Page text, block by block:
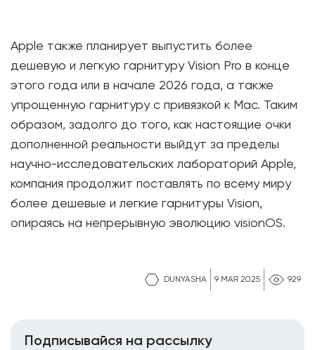
DUNYASHA 9 МАЯ 2025 929
Apple также планирует выпустить более
дешевую и легкую гарнитуру Vision Pro в конце
этого года или в начале 2026 года, а также
упрощенную гарнитуру с привязкой к Mac. Таким
образом, задолго до того, как настоящие очки
дополненной реальности выйдут за пределы
научно-исследовательских лабораторий Apple,
компания продолжит поставлять по всему миру
более дешевые и легкие гарнитуры Vision,
опираясь на непрерывную эволюцию visionOS.
Подписывайся на рассылку